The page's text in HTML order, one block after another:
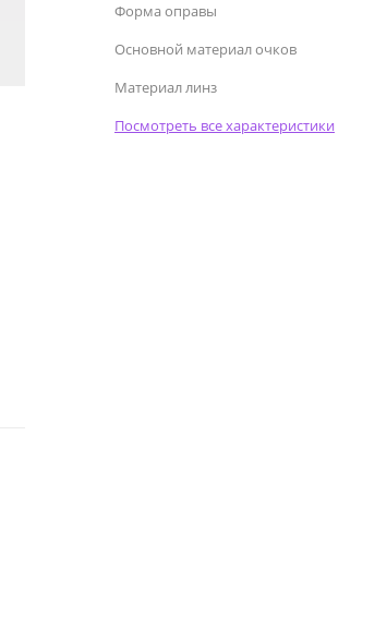
Форма оправы
Основной материал очков
Материал линз
Посмотреть все характеристики